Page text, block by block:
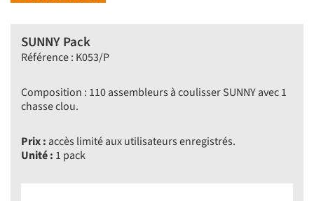
SUNNY Pack
Référence : K053/P
Composition : 110 assembleurs à coulisser SUNNY avec 1
chasse clou.
Prix : accès limité aux utilisateurs enregistrés.
Unité : 1 pack